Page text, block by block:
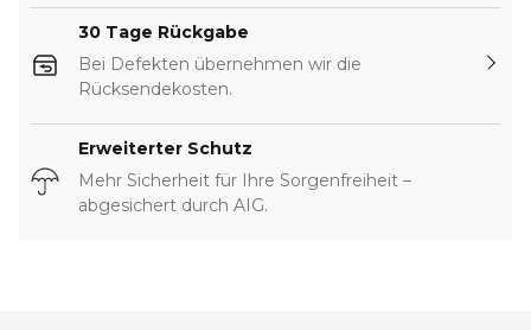
30 Tage Rückgabe
Bei Defekten übernehmen wir die
Rücksendekosten.
Erweiterter Schutz
Mehr Sicherheit für Ihre Sorgenfreiheit –
abgesichert durch AIG.